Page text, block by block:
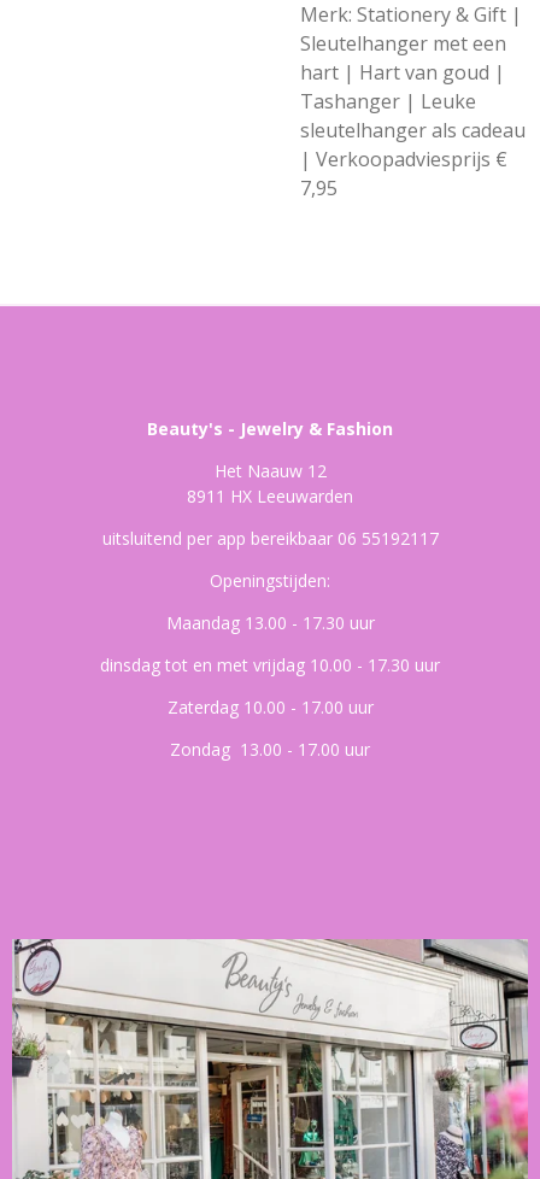
Merk: Stationery & Gift |
Sleutelhanger met een
hart | Hart van goud |
Tashanger | Leuke
sleutelhanger als cadeau
| Verkoopadviesprijs €
7,95
Beauty's - Jewelry & Fashion
Het Naauw 12
8911 HX Leeuwarden
uitsluitend per app bereikbaar 06 55192117
Openingstijden:
Maandag 13.00 - 17.30 uur
dinsdag tot en met vrijdag 10.00 - 17.30 uur
Zaterdag 10.00 - 17.00 uur
Zondag 13.00 - 17.00 uur